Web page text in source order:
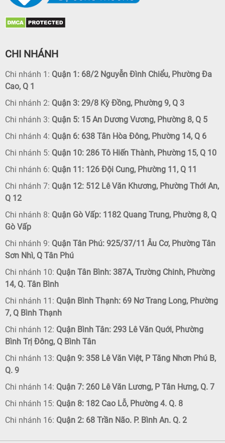
CHI NHÁNH
Chi nhánh 1: Quận 1: 68/2 Nguyễn Đình Chiểu, Phường Đa
Cao, Q 1
Chi nhánh 2: Quận 3: 29/8 Kỳ Đồng, Phường 9, Q 3
Chi nhánh 3: Quận 5: 15 An Dương Vương, Phường 8, Q 5
Chi nhánh 4: Quận 6: 638 Tân Hòa Đông, Phường 14, Q 6
Chi nhánh 5: Quận 10: 286 Tô Hiến Thành, Phường 15, Q 10
Chi nhánh 6: Quận 11: 126 Đội Cung, Phường 11, Q 11
Chi nhánh 7: Quận 12: 512 Lê Văn Khương, Phường Thới An,
Q 12
Chi nhánh 8: Quận Gò Vấp: 1182 Quang Trung, Phường 8, Q
Gò Vấp
Chi nhánh 9: Quận Tân Phú: 925/37/11 Âu Cơ, Phường Tân
Sơn Nhì, Q Tân Phú
Chi nhánh 10: Quận Tân Bình: 387A, Trường Chinh, Phường
14, Q. Tân Bình
Chi nhánh 11: Quận Bình Thạnh: 69 Nơ Trang Long, Phường
7, Q Bình Thạnh
Chi nhánh 12: Quận Bình Tân: 293 Lê Văn Quới, Phường
Bình Trị Đông, Q Bình Tân
Chi nhánh 13: Quận 9: 358 Lê Văn Việt, P Tăng Nhơn Phú B,
Q. 9
Chi nhánh 14: Quận 7: 260 Lê Văn Lương, P Tân Hưng, Q. 7
Chi nhánh 15: Quận 8: 182 Cao Lỗ, Phường 4. Q. 8
Chi nhánh 16: Quận 2: 68 Trần Não. P. Bình An. Q. 2